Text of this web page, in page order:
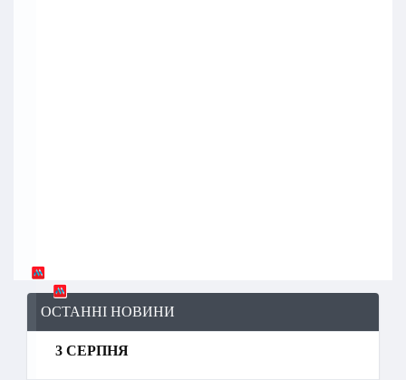
ОСТАННІ НОВИНИ
3 СЕРПНЯ